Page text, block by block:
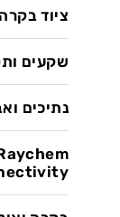
ציוד
שקעים
נתיכים